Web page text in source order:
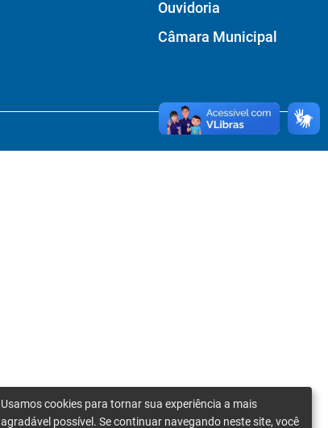
Ouvidoria
Câmara Municipal
Usamos cookies para tornar sua experiência a mais
agradável possível. Se continuar navegando neste site, você